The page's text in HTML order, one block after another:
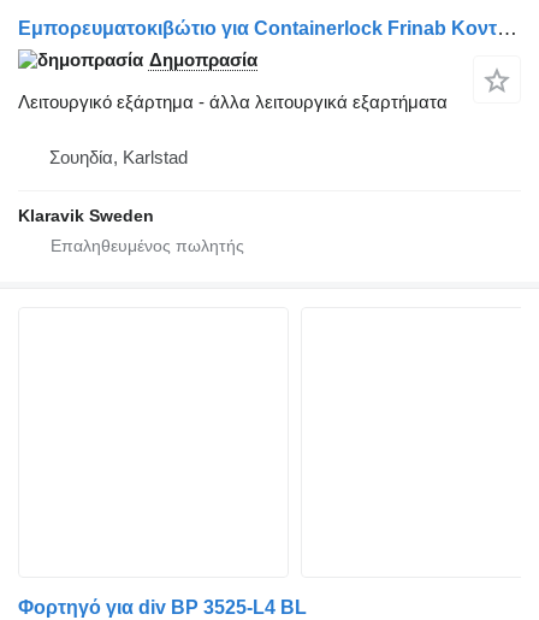
Εμπορευματοκιβώτιο για Containerlock Frinab Κοντέινερλοκ Φρινάμπ
Δημοπρασία
Λειτουργικό εξάρτημα - άλλα λειτουργικά εξαρτήματα
Σουηδία, Karlstad
Klaravik Sweden
Φορτηγό για div BP 3525-L4 BL